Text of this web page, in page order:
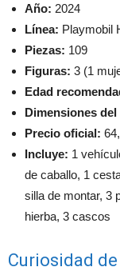
Año: 2024
Línea: Playmobil
Piezas: 109
Figuras: 3 (1
Edad
Dimensiones del
Precio oficial:
Incluye: 1
de caballo, 1
silla de montar, 3
hierba, 3 cascos
Curiosidad